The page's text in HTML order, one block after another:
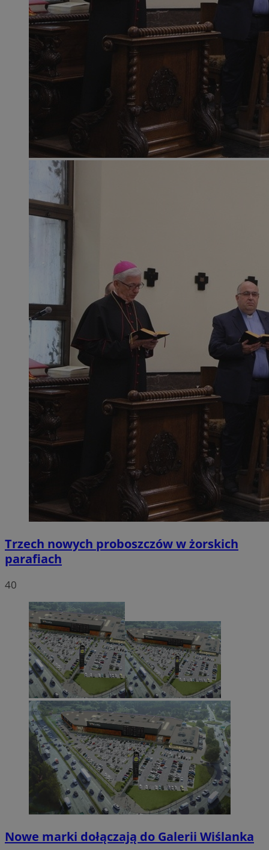
Trzech nowych proboszczów w żorskich
parafiach
40
Nowe marki dołączają do Galerii Wiślanka